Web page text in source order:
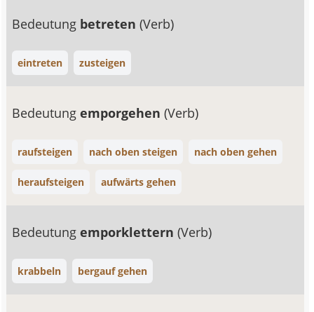
Bedeutung betreten(Verb)
eintreten zusteigen
Bedeutungemporgehen(Verb)
raufsteigen nach oben steigen nach oben gehen
heraufsteigen aufwärts gehen
Bedeutungemporklettern(Verb)
krabbeln bergauf gehen